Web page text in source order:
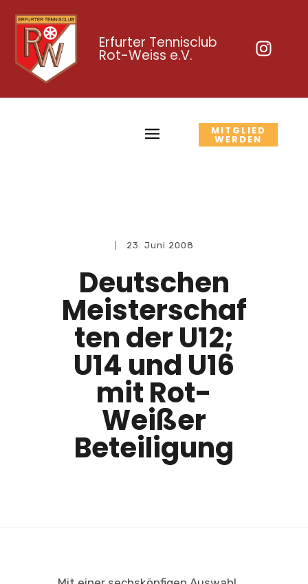
Erfurter Tennisclub
Rot-Weiss e.V.
MITGLIED
WERDEN
23. Juni 2008
Deutschen
Meisterschaf
ten der U12;
U14 und U16
mit Rot-
Weißer
Beteiligung